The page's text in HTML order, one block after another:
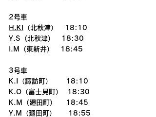
2号車
H.KI
（北秋津）   18:10
Y.S（北秋津）　18:30
I.M（東新井）　18:45
3号車
K.I（諏訪町）　　18:10
K.O（富士見町）  18:30
K.M（廻田町）　 18:45
Y.M（廻田町）     18:55